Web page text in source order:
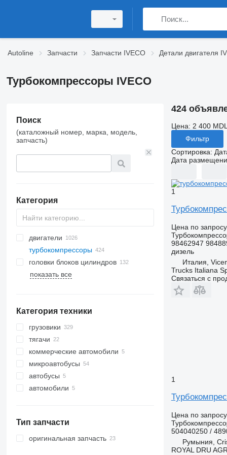
Autoline Запчасти Запчасти IVECO Детали двигателя
Турбокомпрессоры IVECO
Поиск
(каталожный номер, марка, модель,
запчасть)
Категория
двигатели
турбокомпрессоры
головки блоков цилиндров
показать все
Категория техники
грузовики
тягачи
коммерческие автомобили
микроавтобусы
автобусы
автомобили
Тип запчасти
оригинальная запчасть
424
Цена: 2 400
Фильтр
Сортировка:
Дата
1
Цена по запросу
98462947
дизель
Италия,
Trucks Italiana
Связаться с
1
Цена по запросу
504040250 /
Румыния,
ROYAL DRU